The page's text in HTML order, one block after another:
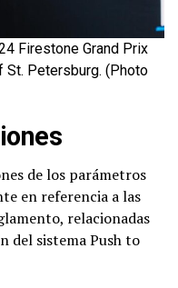
Firestone Grand Prix
Petersburg. (Photo
de los parámetros
en referencia a las
relacionadas
del sistema Push to